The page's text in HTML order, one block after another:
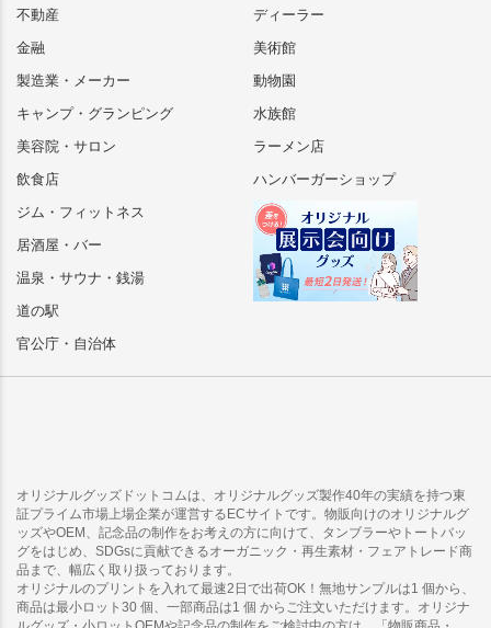
不動産
金融
製造業・メーカー
キャンプ・グランピング
美容院・サロン
飲食店
ジム・フィットネス
居酒屋・バー
温泉・サウナ・銭湯
道の駅
官公庁・自治体
ディーラー
美術館
動物園
水族館
ラーメン店
ハンバーガーショップ
オリジナルグッズドットコムは、オリジナルグッズ製作40年の実績を持つ東
証プライム市場上場企業が運営するECサイトです。物販向けのオリジナルグ
ッズやOEM、記念品の制作をお考えの方に向けて、タンブラーやトートバッ
グをはじめ、SDGsに貢献できるオーガニック・再生素材・フェアトレード商
品まで、幅広く取り扱っております。
オリジナルのプリントを入れて最速2日で出荷OK！無地サンプルは1 個から、
商品は最小ロット30 個、一部商品は1 個 からご注文いただけます。オリジナ